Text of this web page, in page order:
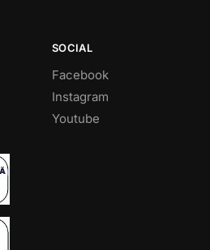
SOCIAL
Facebook
Instagram
Youtube